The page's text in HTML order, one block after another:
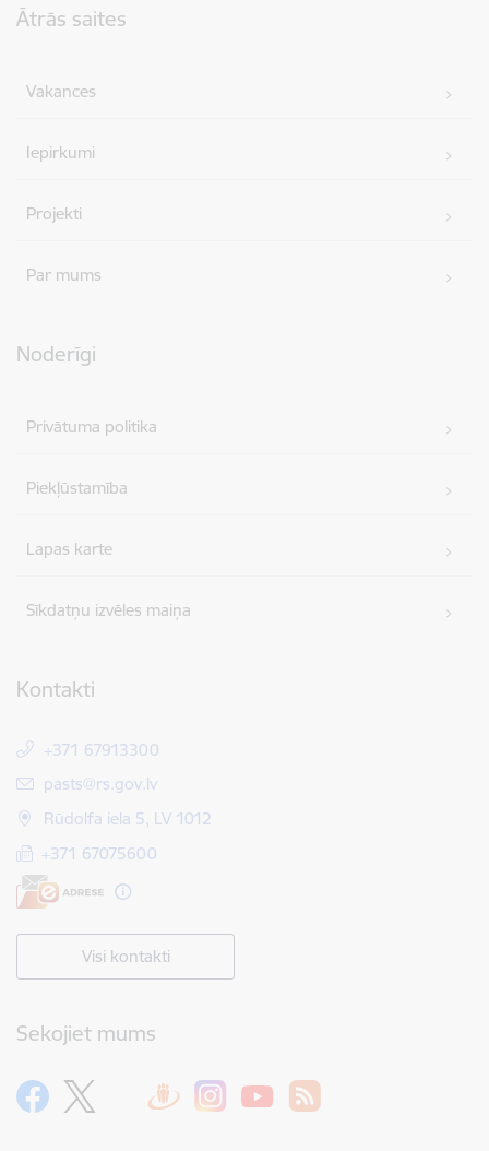
Ātrās saites
Vakances
Iepirkumi
Projekti
Par mums
Noderīgi
Privātuma politika
Piekļūstamība
Lapas karte
Sīkdatņu izvēles maiņa
Kontakti
+371 67913300
E-pasts:
pasts@rs.gov.lv
Rūdolfa iela 5, LV 1012
+371 67075600
Visi kontakti
Sekojiet mums